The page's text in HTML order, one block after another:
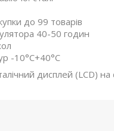
до 99 товарів
40-50 годин
-10°C+40°C
дисплей (LСD) на